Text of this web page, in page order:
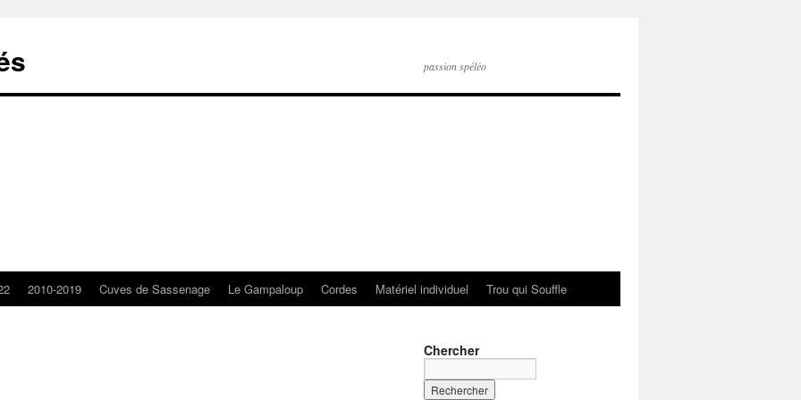
passion spéléo
2010-2019 Cuves de Sassenage Le Gampaloup Cordes Matériel individuel Trou qui Souffle
Chercher